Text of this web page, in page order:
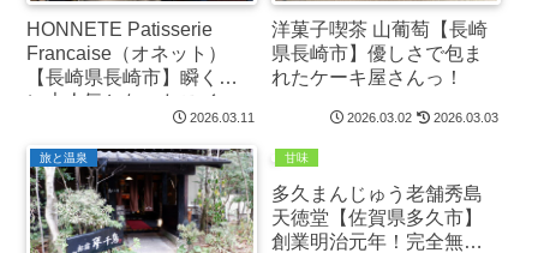
HONNETE Patisserie
Francaise（オネット）
【長崎県長崎市】瞬く間
に大人気となったスイー
2026.03.11
洋菓子喫茶 山葡萄【長崎
県長崎市】優しさで包ま
れたケーキ屋さんっ！
2026.03.02 2026.03.03
旅と温泉 甘味
多久まんじゅう老舗秀島
天徳堂【佐賀県多久市】
創業明治元年！完全無添